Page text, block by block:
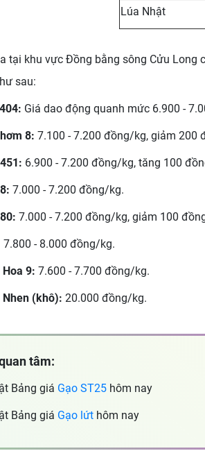
Lúa Nhật
tại khu vực Đồng bằng sông Cửu Long
sau:
Giá dao động quanh mức 6.900 -
8: 7.100 - 7.200 đồng/kg, giảm 200
6.900 - 7.200 đồng/kg, tăng 100
7.000 - 7.200 đồng/kg.
7.000 - 7.200 đồng/kg, giảm 100
7.800 - 8.000 đồng/kg.
Hoa 9: 7.600 - 7.700 đồng/kg.
Nhen (khô): 20.000 đồng/kg.
tâm:
Bảng giá Gạo ST25 hôm nay
Bảng giá Gạo lứt hôm nay